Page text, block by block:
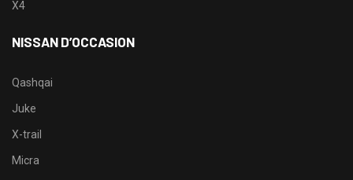
X4
NISSAN D’OCCASION
Qashqai
Juke
X-trail
Micra